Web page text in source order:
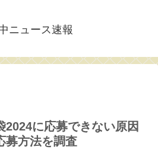
ニュース速報
2024に応募できない原因
募方法を調査